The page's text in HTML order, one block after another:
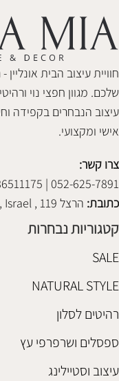
חוויית עיצוב הבית
שלכם. מגוון חפצי נוי
עיצוב הנבחרים בקפידה
אישי ומקצועי.
צרו קשר:
052-625-7891 | 086511175
כתובת: הרצל 119 , Rehovot, Israel
קטגוריות נבחרות
SALE
NATURAL STYLE
רהיטים לסלון
ספסלים ושרפרפי עץ
עיצוב וסטיילינג